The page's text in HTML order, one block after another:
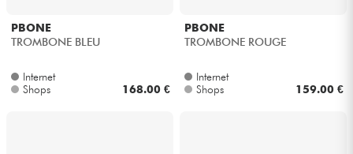
PBONE
TROMBONE BLEU
Internet
Shops
168.00 €
PBONE
TROMBONE ROUGE
Internet
Shops
159.00 €